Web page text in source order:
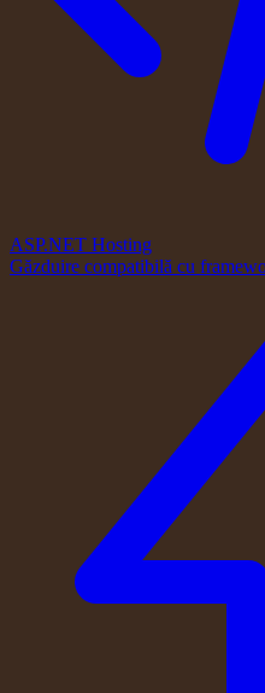
ASP.NET Hosting
Găzduire compatibilă cu